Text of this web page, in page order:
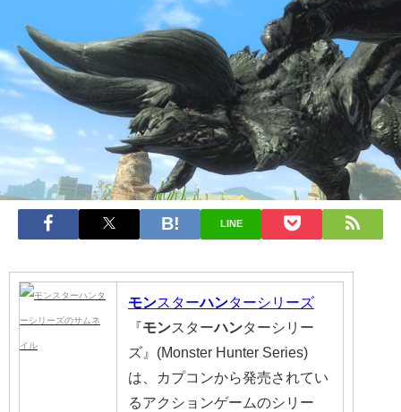
LINE
モンスターハンターシリーズ
『モンスターハンターシリー
ズ』(Monster Hunter Series)
は、カプコンから発売されてい
るアクションゲームのシリー